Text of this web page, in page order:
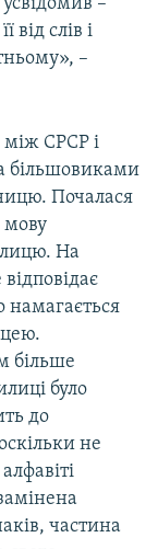
–
від слів і
–
між СРСР і
більшовиками
Почалася
мову
На
намагається
більше
було
до
не
частина